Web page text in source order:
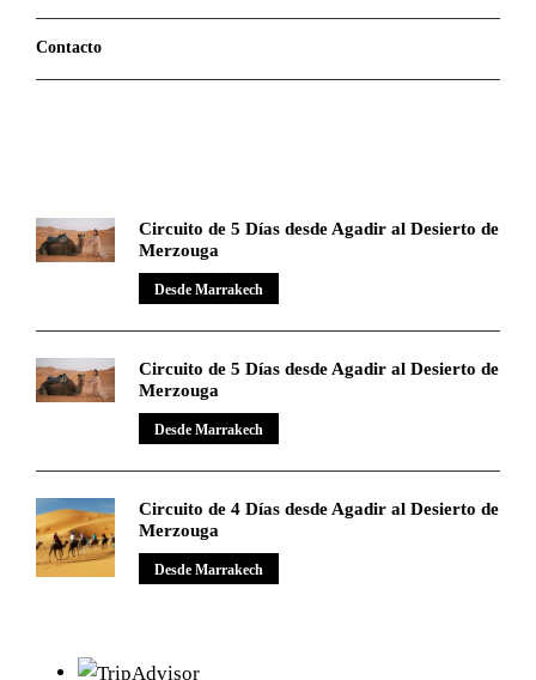
Contacto
Circuito de 5 Días desde Agadir al Desierto de
Merzouga
Desde Marrakech
Circuito de 5 Días desde Agadir al Desierto de
Merzouga
Desde Marrakech
Circuito de 4 Días desde Agadir al Desierto de
Merzouga
Desde Marrakech